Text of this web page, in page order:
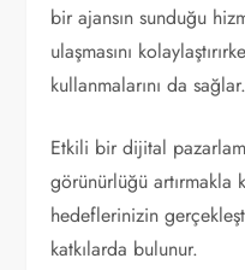
bir ajansın sunduğu
ulaşmasını
kullanmalarını da sağlar.
Etkili bir dijital
görünürlüğü artırmakla
hedeflerinizin
katkılarda bulunur.